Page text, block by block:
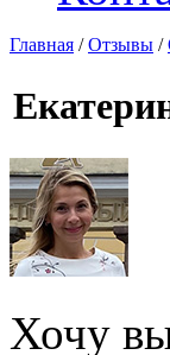
Главная /Отзывы /
Хочу